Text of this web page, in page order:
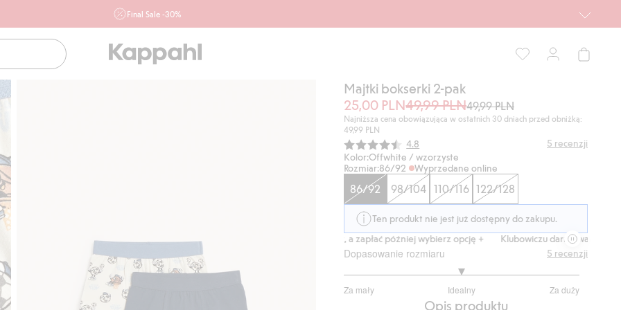
Final Sale -30%
ofertę, również z działu outlet do 10.8 w sklepach Kappahl i
Newbie oraz na kappahl.com. Ofert nie łączymy
Majtki bokserki 2-pak
25,00 PLN49,99 PLN49,99 PLN
Najniższa cena obowiązująca w ostatnich 30 dniach przed obniżką:
49,99 PLN
Średnia ocena:
4.8 5 recenzji
Kolor:Offwhite / wzorzyste
Rozmiar:86/92 Wyprzedane online
86/92 98/104 110/116 122/128
Ten produkt nie jest już dostępny do zakupu.
Klubowiczu darmowa dostawa od 150 zł
Kup teraz, a zapłać później wybierz opcję + Klubowiczu darmowa dostawa
Dopasowanie rozmiaru
Za mały Idealny Za duży
na
5 recenzji
Opis produktu